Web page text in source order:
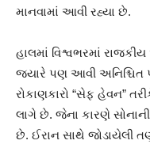
માનવામાં આવી રહ્યા છે.
હાલમાં વિશ્વભરમાં
જ્યારે પણ આવી અનિશ્ચિત
રોકાણકારો “સેફ હેવન”
લાગે છે. જેના કારણે
છે. ઈરાન સાથે જોડાયેલી